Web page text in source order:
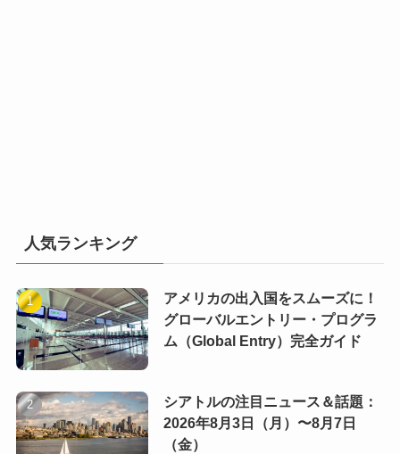
人気ランキング
アメリカの出入国をスムーズに！
グローバルエントリー・プログラ
ム（Global Entry）完全ガイド
シアトルの注目ニュース＆話題：
2026年8月3日（月）〜8月7日
（金）